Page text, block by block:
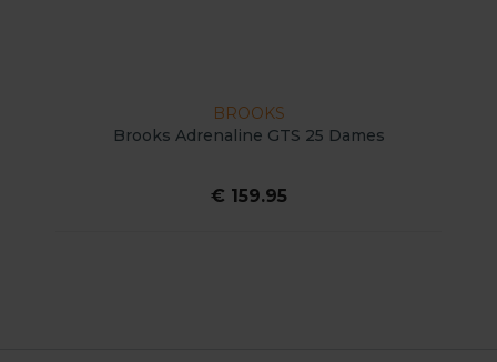
BROOKS
Brooks Adrenaline GTS 25 Dames
€ 159.95